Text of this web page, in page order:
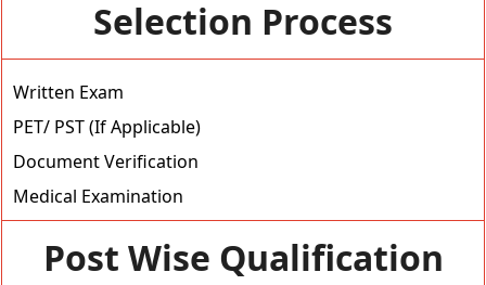
Selection Process
Written Exam
PET/ PST (If Applicable)
Document Verification
Medical Examination
Post Wise Qualification